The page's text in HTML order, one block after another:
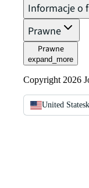
Informacje o
Prawne
Prawne
expand_more
Copyright 2026
United States